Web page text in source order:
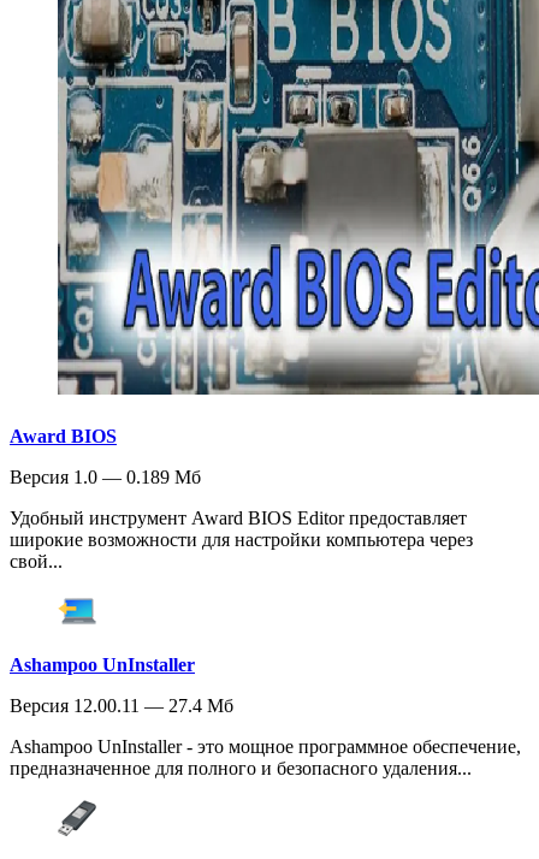
Award BIOS
Версия 1.0 — 0.189 Мб
Удобный инструмент Award BIOS Editor предоставляет
широкие возможности для настройки компьютера через
свой...
Ashampoo UnInstaller
Версия 12.00.11 — 27.4 Мб
Ashampoo UnInstaller - это мощное программное обеспечение,
предназначенное для полного и безопасного удаления...